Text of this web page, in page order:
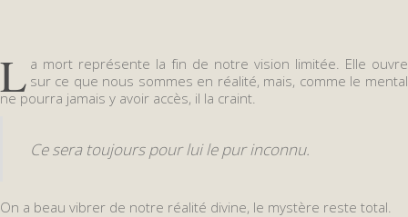
L a mort représente la fin de notre vision limitée. Elle ouvre
sur ce que nous sommes en réalité, mais, comme le mental
ne pourra jamais y avoir accès, il la craint.
Ce sera toujours pour lui le pur inconnu.
On a beau vibrer de notre réalité divine, le mystère reste total.